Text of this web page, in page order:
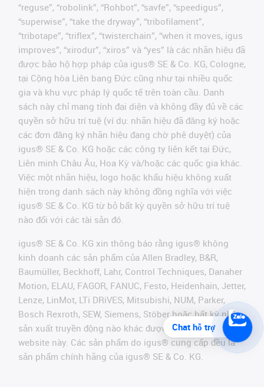
“reguse”, “robolink”, “Rohbot”, “savfe”, “speedigus”,
“superwise”, “take the dryway”, “tribofilament”,
“tribotape”, “triflex”, “twisterchain”, “when it moves, igus
improves”, “xirodur”, “xiros” và “yes” là các nhãn hiệu đã
được bảo hộ hợp pháp của igus® SE & Co. KG, Cologne,
tại Cộng hòa Liên bang Đức cũng như tại nhiều quốc
gia và khu vực pháp lý quốc tế trên toàn cầu. Danh
sách này chỉ mang tính đại diện và không đầy đủ về các
quyền sở hữu trí tuệ (ví dụ: nhãn hiệu đã đăng ký hoặc
các đơn đăng ký nhãn hiệu đang chờ phê duyệt) của
igus® SE & Co. KG hoặc các công ty liên kết tại Đức,
Liên minh Châu Âu, Hoa Kỳ và/hoặc các quốc gia khác.
Việc một nhãn hiệu, logo hoặc khẩu hiệu không xuất
hiện trong danh sách này không đồng nghĩa với việc
igus® SE & Co. KG từ bỏ bất kỳ quyền sở hữu trí tuệ
nào đối với các tài sản đó.
igus® SE & Co. KG xin thông báo rằng igus® không
kinh doanh các sản phẩm của Allen Bradley, B&R,
Baumüller, Beckhoff, Lahr, Control Techniques, Danaher
Motion, ELAU, FAGOR, FANUC, Festo, Heidenhain, Jetter,
Lenze, LinMot, LTi DRiVES, Mitsubishi, NUM, Parker,
Bosch Rexroth, SEW, Siemens, Stöber hoặc bất kỳ nhà
sản xuất truyền động nào khác được đề cập trên
website này. Các sản phẩm do igus® cung cấp đều là
sản phẩm chính hãng của igus® SE & Co. KG.
Chat hỗ trợ